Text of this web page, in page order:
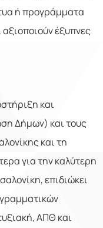
ή προγράμματα
έξυπνες
και
Δήμων) και τους
και τη
για την καλύτερη
επιδιώκει
ΑΠΘ και